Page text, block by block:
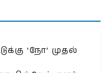
’நோ’ முதல்